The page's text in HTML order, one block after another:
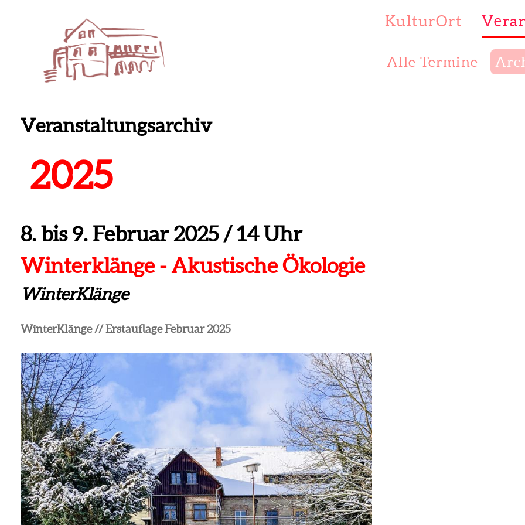
KulturOrt
Alle Termine
Veranstaltungsarchiv
2025
8. bis 9. Februar 2025 / 14 Uhr
Winterklänge - Akustische Ökologie
WinterKlänge
WinterKlänge // Erstauflage Februar 2025